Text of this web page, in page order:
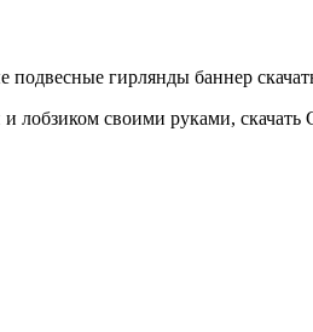
гирлянды баннер
своими руками,